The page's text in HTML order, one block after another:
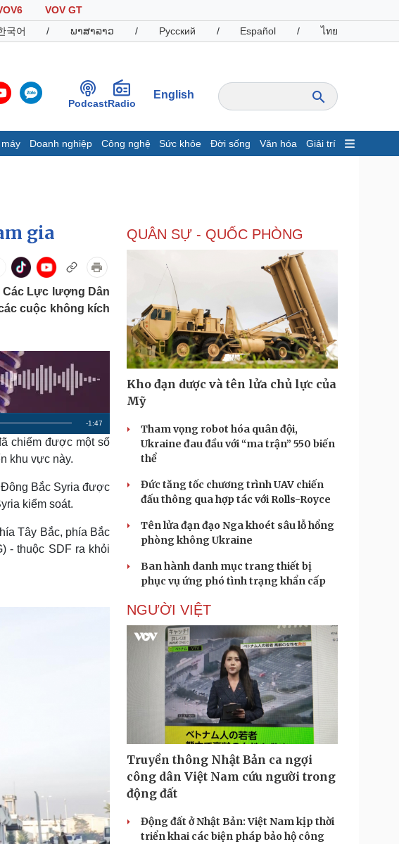
VOV GT
국어 / ພາສາລາວ / Русский / Español / ไทย
PodcastRadio
English
Doanh nghiệp Công nghệ Sức khỏe Đời sống Văn hóa Giải trí
Chứng khoán
Doanh nghiệp
Thông tin doanh nghiệp
Doanh nghiệp 24h
Doanh nhân
Vì cộng đồng
Sành điệu
Tin Công nghệ
Trải nghiệm
Chuyển đổi số
Du lịch
Săn Tour
check-in
Podcast
Đọc truyện đêm khuya
Cửa sổ tình yêu
gia
Các Lực lượng Dân
cuộc không kích
R
e
a
-1:47
chiếm được một số
khu vực này.
Bắc Syria được
kiểm soát.
Tây Bắc, phía Bắc
- thuộc SDF ra khỏi
QUÂN SỰ - QUỐC PHÒNG
Kho đạn dược và tên lửa chủ lực của
Mỹ
Tham vọng robot hóa quân đội,
Ukraine đau đầu với “ma trận” 550 biến
thể
Đức tăng tốc chương trình UAV chiến
đấu thông qua hợp tác với Rolls-Royce
Tên lửa đạn đạo Nga khoét sâu lỗ hổng
phòng không Ukraine
Ban hành danh mục trang thiết bị
phục vụ ứng phó tình trạng khẩn cấp
NGƯỜI VIỆT
Truyền thông Nhật Bản ca ngợi
công dân Việt Nam cứu người trong
động đất
Động đất ở Nhật Bản: Việt Nam kịp thời
triển khai các biện pháp bảo hộ công